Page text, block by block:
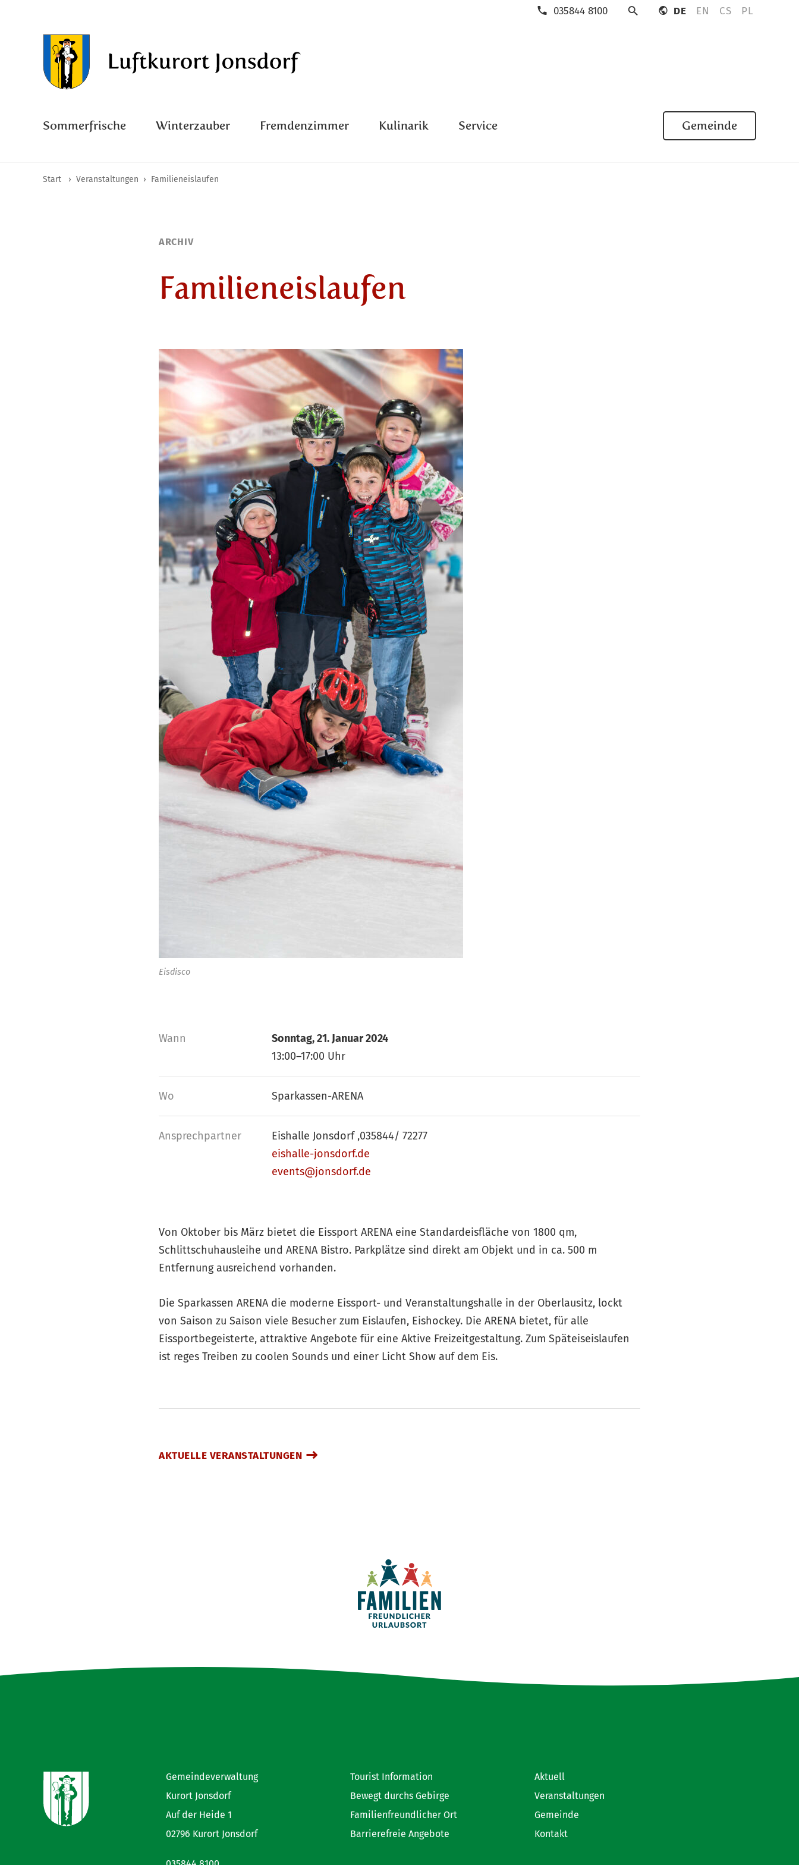
035844 8100 DE EN CS PL
Sommerfrische Winterzauber Fremdenzimmer Kulinarik Service Gemeinde
Start › Veranstaltungen › Familieneislaufen
ARCHIV
Familieneislaufen
Eisdisco
Wann
Sonntag, 21. Januar 2024
13:00–17:00 Uhr
Wo Sparkassen-ARENA
Ansprech­partner
Eishalle Jonsdorf ,035844/ 72277
eishalle-jonsdorf.de
events@jonsdorf.de
Von Oktober bis März bietet die Eissport ARENA eine Standardeisfläche von 1800 qm,
Schlittschuhausleihe und ARENA Bistro. Parkplätze sind direkt am Objekt und in ca. 500 m
Entfernung ausreichend vorhanden.
Die Sparkassen ARENA die moderne Eissport- und Veranstaltungshalle in der Oberlausitz, lockt
von Saison zu Saison viele Besucher zum Eislaufen, Eishockey. Die ARENA bietet, für alle
Eissportbegeisterte, attraktive Angebote für eine Aktive Freizeitgestaltung. Zum Späteiseislaufen
ist reges Treiben zu coolen Sounds und einer Licht Show auf dem Eis.
AKTUELLE VERANSTALTUNGEN
Gemeindeverwaltung
Kurort Jonsdorf
Auf der Heide 1
02796 Kurort Jonsdorf
Tourist Information
Bewegt durchs Gebirge
Familienfreundlicher Ort
Barrierefreie Angebote
Aktuell
Veranstaltungen
Gemeinde
Kontakt